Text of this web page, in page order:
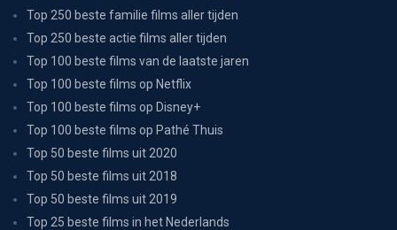
Top 250 beste familie films aller tijden
Top 250 beste actie films aller tijden
Top 100 beste films van de laatste jaren
Top 100 beste films op Netflix
Top 100 beste films op Disney+
Top 100 beste films op Pathé Thuis
Top 50 beste films uit 2020
Top 50 beste films uit 2018
Top 50 beste films uit 2019
Top 25 beste films in het Nederlands